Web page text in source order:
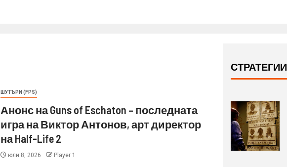
ШУТЪРИ (FPS)
Анонс на Guns of Eschaton – последната
игра на Виктор Антонов, арт директор
на Half-Life 2
юли 8, 2026 Player 1
СТРАТЕГИИ